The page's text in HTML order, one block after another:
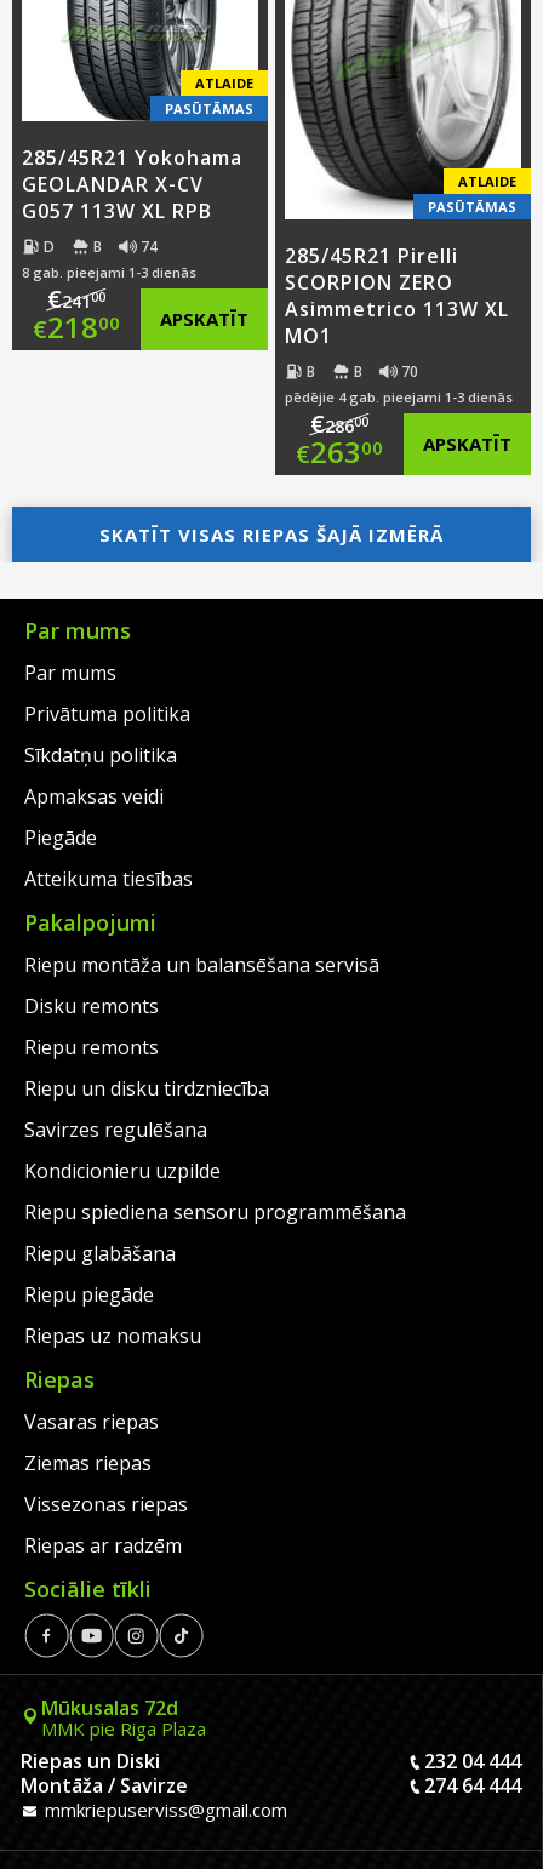
€118.00.
€104.00.
ATLAIDE
PASŪTĀMAS
285/45R21 Yokohama
GEOLANDAR X-CV
G057 113W XL RPB
D B 74
8 gab. pieejami 1-3 dienās
€24100
Original
€21800
€218.00.
APSKATĪT
ATLAIDE
PASŪTĀMAS
285/45R21 Pirelli
SCORPION ZERO
Asimmetrico 113W XL
MO1
B B 70
pēdējie 4 gab. pieejami 1-3 dienās
€28600
Original
price
was:
€286.00.
€26300
Current
price
is:
APSKATĪT
SKATĪT VISAS RIEPAS ŠAJĀ IZMĒRĀ
Par mums
Par mums
Privātuma politika
Sīkdatņu politika
Apmaksas veidi
Piegāde
Atteikuma tiesības
Pakalpojumi
Riepu montāža un balansēšana servisā
Disku remonts
Riepu remonts
Riepu un disku tirdzniecība
Savirzes regulēšana
Kondicionieru uzpilde
Riepu spiediena sensoru programmēšana
Riepu glabāšana
Riepu piegāde
Riepas uz nomaksu
Riepas
Vasaras riepas
Ziemas riepas
Vissezonas riepas
Riepas ar radzēm
Sociālie tīkli
Mūkusalas 72d
MMK pie Riga Plaza
Riepas un Diski
232 04 444
Montāža / Savirze
274 64 444
mmkriepuserviss@gmail.com